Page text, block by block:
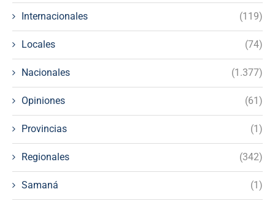
Internacionales (119)
Locales (74)
Nacionales (1.377)
Opiniones (61)
Provincias (1)
Regionales (342)
Samaná (1)